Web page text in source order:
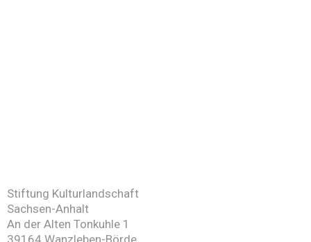
Stiftung Kulturlandschaft
Sachsen-Anhalt
An der Alten Tonkuhle 1